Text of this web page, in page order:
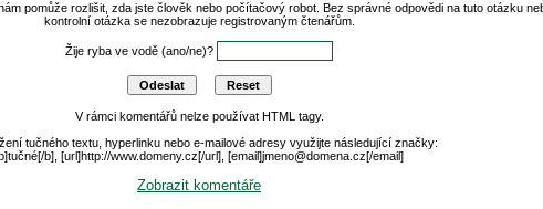
pomůže rozlišit, zda jste člověk nebo počítačový robot. Bez správné odpovědi na tuto otázku
kontrolní otázka se nezobrazuje registrovaným čtenářům.
Žije ryba ve vodě (ano/ne)?
V rámci komentářů nelze používat HTML tagy.
tučného textu, hyperlinku nebo e-mailové adresy využijte následující značky:
b], [url]http://www.domeny.cz[/url], [email]jmeno@domena.cz[/email]
Zobrazit komentáře